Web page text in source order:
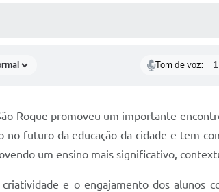
Tom de voz:
Roque promoveu um importante
futuro da educação da cidade e tem
um ensino mais significativo,
e o engajamento dos alunos